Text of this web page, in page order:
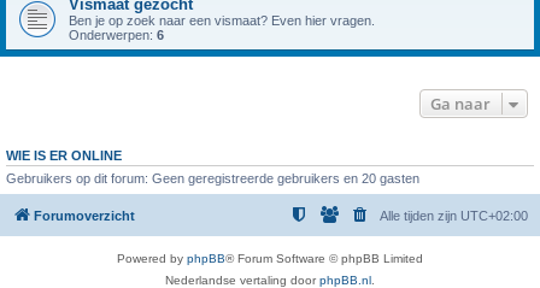
Vismaat gezocht
Ben je op zoek naar een vismaat? Even hier vragen.
Onderwerpen: 6
Ga naar
WIE IS ER ONLINE
Gebruikers op dit forum: Geen geregistreerde gebruikers en 20 gasten
Forumoverzicht Alle tijden zijn UTC+02:00
Powered by phpBB® Forum Software © phpBB Limited
Nederlandse vertaling doorphpBB.nl